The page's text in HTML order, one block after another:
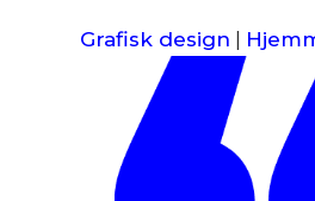
Grafisk design